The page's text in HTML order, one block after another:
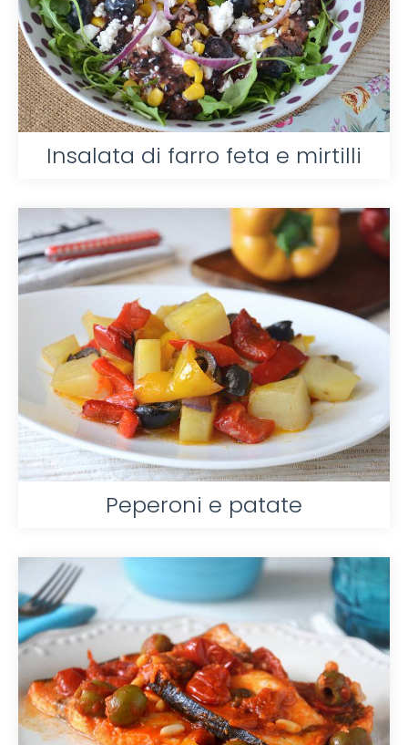
Insalata di farro feta e mirtilli
Peperoni e patate